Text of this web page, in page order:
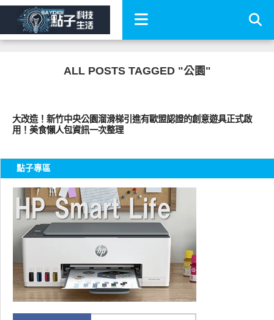
ALL POSTS TAGGED "公園"
大改造！新竹中央公園溜滑梯引進有歐盟認證的創意遊具正式啟
用！美食懶人包資訊一次整理
點子專區